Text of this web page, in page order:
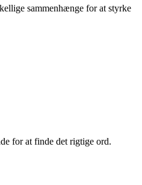
sammenhænge for at styrke
for at finde det rigtige ord.